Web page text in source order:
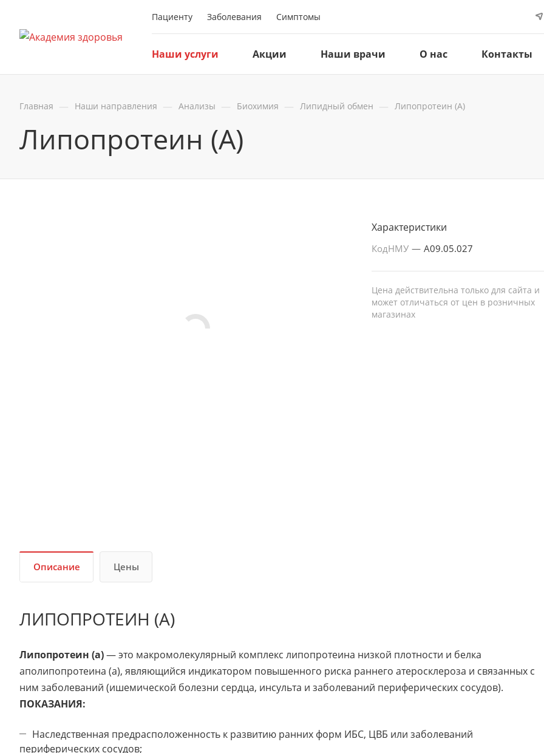
Пациенту Заболевания Симптомы
Наши услуги Акции Наши врачи О нас Контакты
Главная — Наши направления — Анализы — Биохимия — Липидный обмен — Липопротеин (А)
Липопротеин (А)
Характеристики
КодНМУ — A09.05.027
Цена действительна только для сайта и
может отличаться от цен в розничных
магазинах
Описание Цены
ЛИПОПРОТЕИН (А)
Липопротеин (а)— это макромолекулярный комплекс липопротеина низкой плотности и белка
аполипопротеина (а), являющийся индикатором повышенного риска раннего атеросклероза и связанных с
ним заболеваний (ишемической болезни сердца, инсульта и заболеваний периферических сосудов).
ПОКАЗАНИЯ:
Наследственная предрасположенность к развитию ранних форм ИБС, ЦВБ или заболеваний
периферических сосудов;